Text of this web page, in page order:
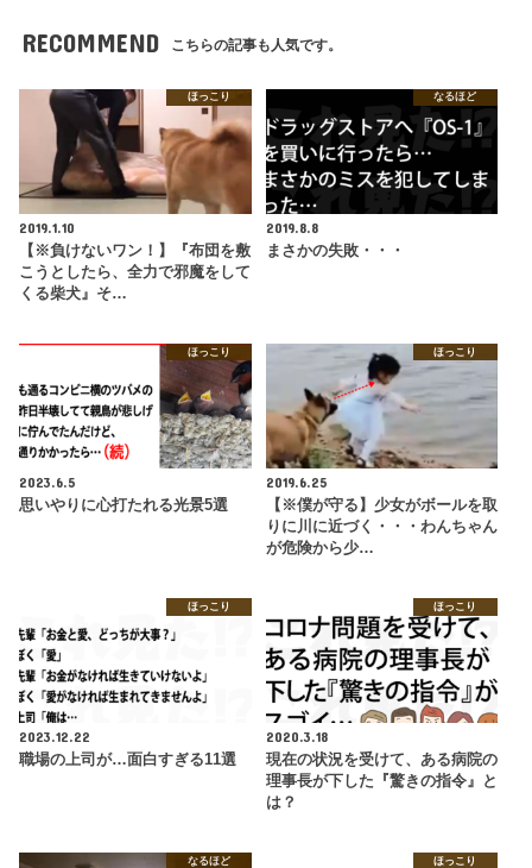
RECOMMEND こちらの記事も人気です。
ほっこり
2019.1.10
【※負けないワン！】『布団を敷
こうとしたら、全力で邪魔をして
くる柴犬』そ…
なるほど
2019.8.8
まさかの失敗・・・
ほっこり
2023.6.5
思いやりに心打たれる光景5選
ほっこり
2019.6.25
【※僕が守る】少女がボールを取
りに川に近づく・・・わんちゃん
が危険から少…
ほっこり
2023.12.22
職場の上司が…面白すぎる11選
ほっこり
2020.3.18
現在の状況を受けて、ある病院の
理事長が下した『驚きの指令』と
は？
なるほど ほっこり